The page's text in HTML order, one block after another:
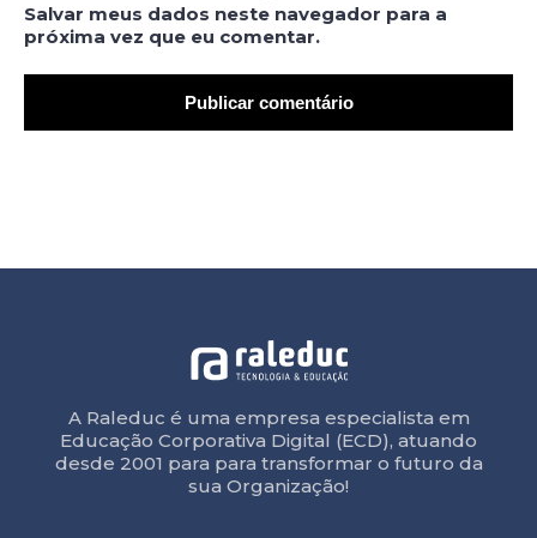
Salvar meus dados neste navegador para a
próxima vez que eu comentar.
A Raleduc é uma empresa especialista em
Educação Corporativa Digital (ECD), atuando
desde 2001 para para transformar o futuro da
sua Organização!